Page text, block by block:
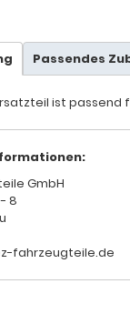
Passendes
ist passend
GmbH
8
fahrzeugteile.de